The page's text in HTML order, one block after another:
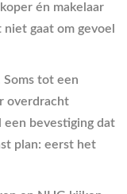
én makelaar
gaat om gevoel
tot een
overdracht
een bevestiging dat
plan: eerst het